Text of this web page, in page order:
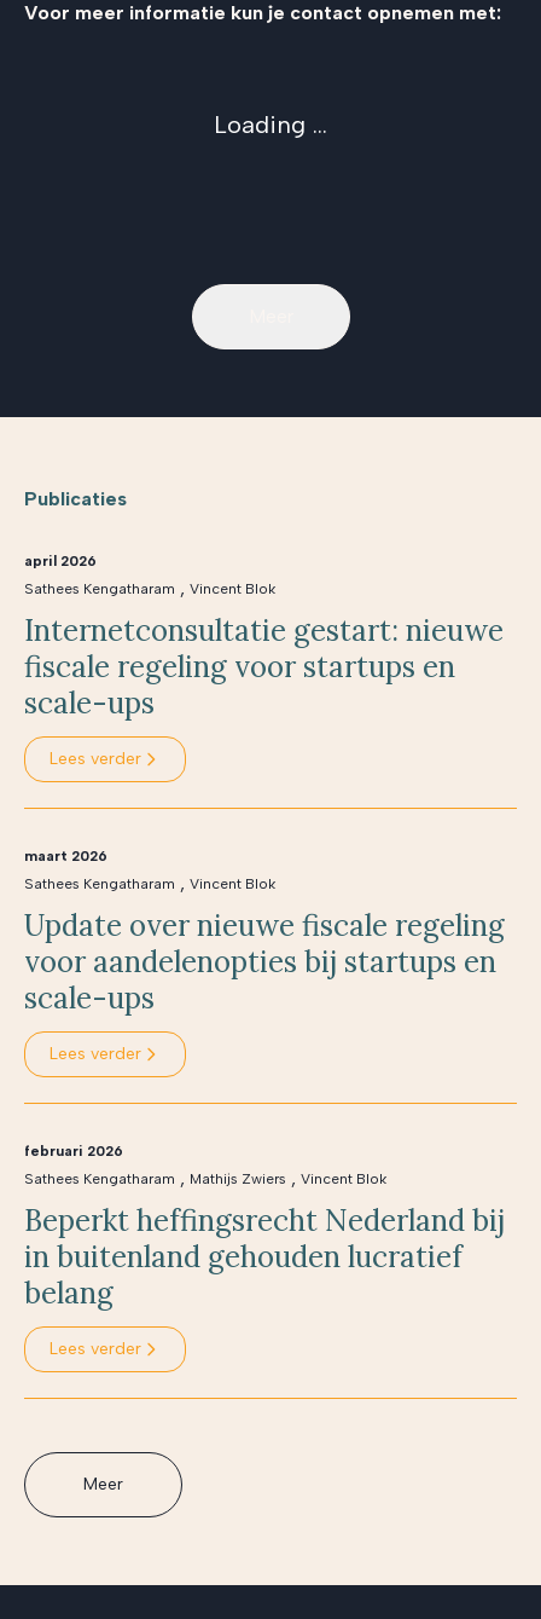
Voor meer informatie kun je contact opnemen met:
Loading ...
Publicaties
april 2026
Sathees Kengatharam , Vincent Blok
Internetconsultatie gestart: nieuwe
fiscale regeling voor startups en
scale-ups
Lees verder
maart 2026
Sathees Kengatharam , Vincent Blok
Update over nieuwe fiscale regeling
voor aandelenopties bij startups en
scale-ups
Lees verder
februari 2026
Sathees Kengatharam , Mathijs Zwiers , Vincent Blok
Beperkt heffingsrecht Nederland bij
in buitenland gehouden lucratief
belang
Lees verder
Meer